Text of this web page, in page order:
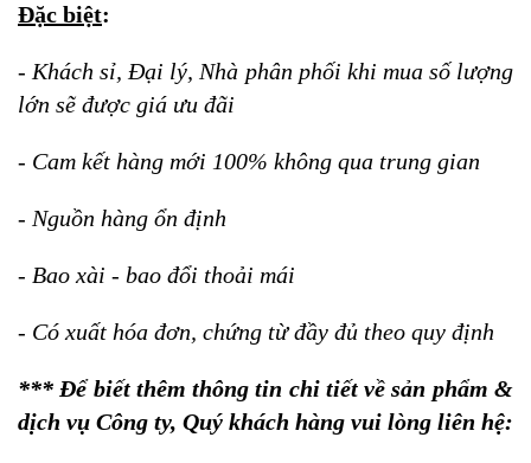
Đặc biệt:
- Khách sỉ, Đại lý, Nhà phân phối khi mua số lượng
lớn sẽ được giá ưu đãi
- Cam kết hàng mới 100% không qua trung gian
- Nguồn hàng ổn định
- Bao xài - bao đổi thoải mái
- Có xuất hóa đơn, chứng từ đầy đủ theo quy định
*** Để biết thêm thông tin chi tiết về sản phẩm &
dịch vụ Công ty, Quý khách hàng vui lòng liên hệ: